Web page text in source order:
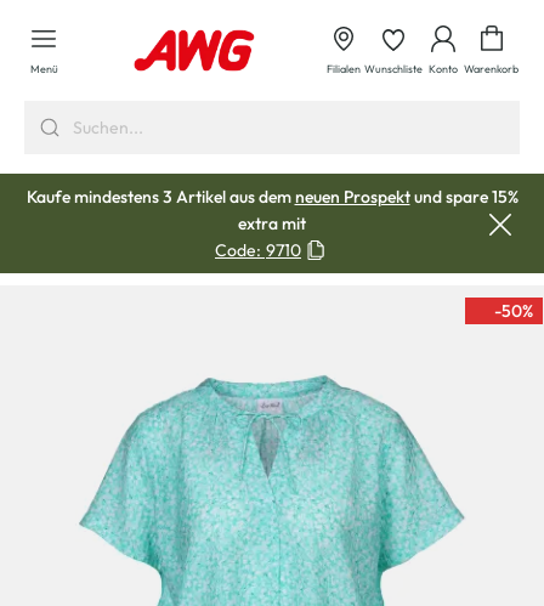
springen
Menü Filialen Wunschliste Konto Warenkorb
Kaufe mindestens 3 Artikel aus demneuen Prospektund spare 15%
extra mit
Code: 9710
-50%